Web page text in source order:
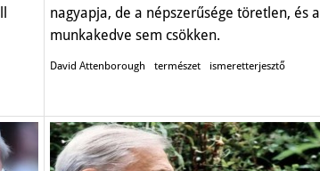
nagyapja, de a népszerűsége töretlen, és a
munkakedve sem csökken.
David Attenborough természet ismeretterjesztő